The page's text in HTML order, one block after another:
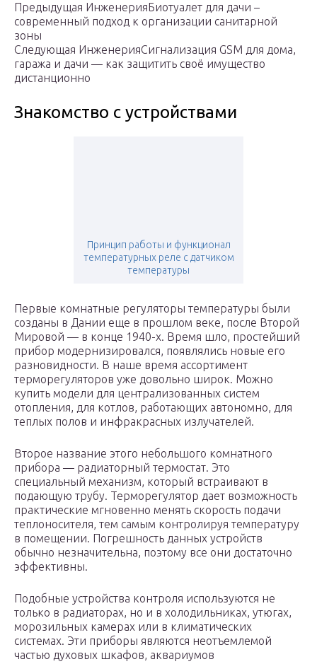
Предыдущая ИнженерияБиотуалет для дачи –
современный подход к организации санитарной
зоны
Следующая ИнженерияСигнализация GSM для дома,
гаража и дачи — как защитить своё имущество
дистанционно
Знакомство с устройствами
Принцип работы и функционал
температурных реле с датчиком
температуры
Первые комнатные регуляторы температуры были
созданы в Дании еще в прошлом веке, после Второй
Мировой — в конце 1940-х. Время шло, простейший
прибор модернизировался, появлялись новые его
разновидности. В наше время ассортимент
терморегуляторов уже довольно широк. Можно
купить модели для централизованных систем
отопления, для котлов, работающих автономно, для
теплых полов и инфракрасных излучателей.
Второе название этого небольшого комнатного
прибора — радиаторный термостат. Это
специальный механизм, который встраивают в
подающую трубу. Терморегулятор дает возможность
практические мгновенно менять скорость подачи
теплоносителя, тем самым контролируя температуру
в помещении. Погрешность данных устройств
обычно незначительна, поэтому все они достаточно
эффективны.
Подобные устройства контроля используются не
только в радиаторах, но и в холодильниках, утюгах,
морозильных камерах или в климатических
системах. Эти приборы являются неотъемлемой
частью духовых шкафов, аквариумов